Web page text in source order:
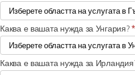
Каква е вашата нужда за Унгария?*
Каква е вашата нужда за